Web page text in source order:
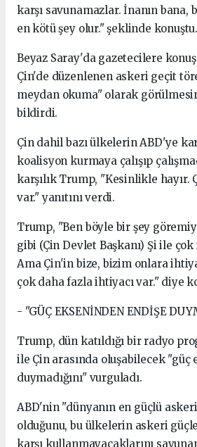
karşı savunamazlar. İnanın bana,
en kötü şey olur." şeklinde konuştu.
Beyaz Saray'da gazetecilere
Çin'de düzenlenen askeri geçit
meydan okuma" olarak
bildirdi.
Çin dahil bazı ülkelerin ABD'ye
koalisyon kurmaya çalışıp
karşılık Trump, "Kesinlikle hayır.
var." yanıtını verdi.
Trump, "Ben böyle bir şey
gibi (Çin Devlet Başkanı) Şi ile
Ama Çin'in bize, bizim onlara
çok daha fazla ihtiyacı var." diye
- "GÜÇ EKSENİNDEN ENDİŞE
Trump, dün katıldığı bir radyo
ile Çin arasında oluşabilecek "güç
duymadığını" vurguladı.
ABD'nin "dünyanın en güçlü
olduğunu, bu ülkelerin askeri
karşı kullanmayacaklarını